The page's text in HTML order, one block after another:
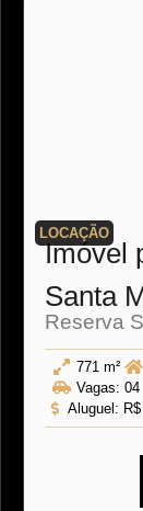
LOCAÇÃO
Imóvel
Santa
Reserva
771 m²
Vagas: 04
Aluguel: